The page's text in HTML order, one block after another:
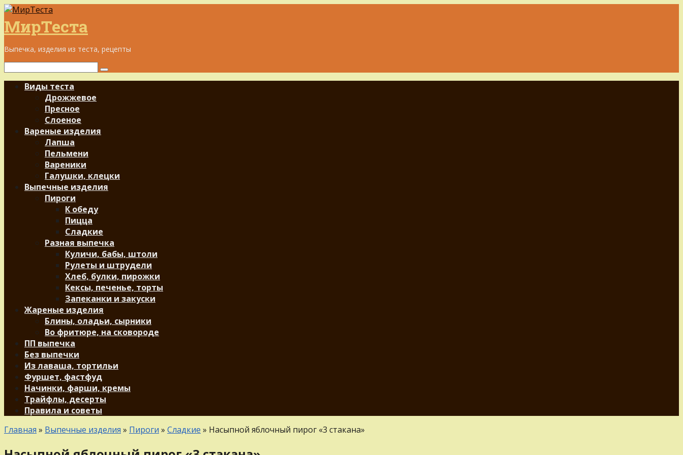
Перейти
к
контенту
МирТеста
Выпечка, изделия из теста, рецепты
Поиск:
Виды теста
Дрожжевое
Пресное
Слоеное
Вареные изделия
Лапша
Пельмени
Вареники
Галушки, клецки
Выпечные изделия
Пироги
К обеду
Пицца
Сладкие
Разная выпечка
Куличи, бабы, штоли
Рулеты и штрудели
Хлеб, булки, пирожки
Кексы, печенье, торты
Запеканки и закуски
Жареные изделия
Блины, оладьи, сырники
Во фритюре, на сковороде
ПП выпечка
Без выпечки
Из лаваша, тортильи
Фуршет, фастфуд
Начинки, фарши, кремы
Трайфлы, десерты
Правила и советы
Главная » Выпечные изделия » Пироги » Сладкие » Насыпной яблочный пирог «3 стакана»